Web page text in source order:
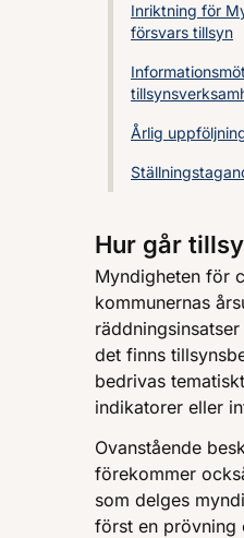
Inriktning för
försvars tillsyn
Årlig
Hur går
Myndigheten för
kommunernas
det finns
bedrivas
indikatorer eller
Ovanstående
förekommer
som delges
först en prövning